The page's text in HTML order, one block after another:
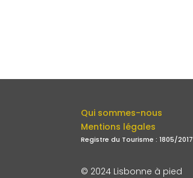
Qui sommes-nous
Mentions légales
Registre du Tourisme : 1805/2017
© 2024 Lisbonne à pied